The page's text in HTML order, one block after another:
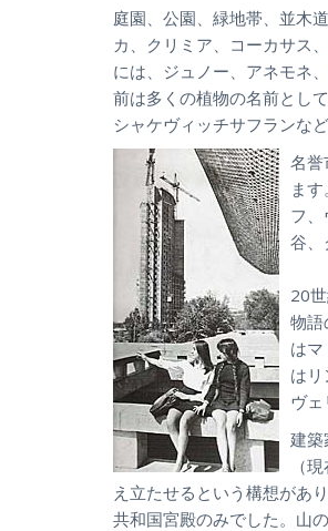
庭園、公園、緑地帯、並木
カ、クリミア、コーカサス
には、ジュノー、アネモネ
前は多くの植物の名前とし
シャケヴィッチサフランなど
名誉
ま
フ
谷、
20
物語
は
は
ヴェ
建築
（
え立たせるという構想があ
共和国宮殿のみでした。山